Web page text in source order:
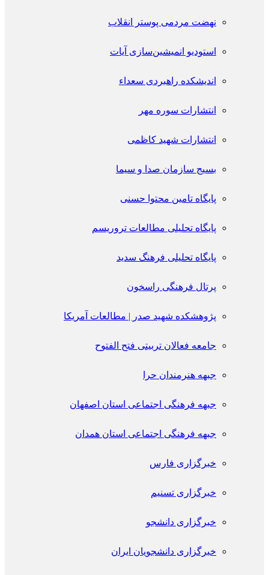
نهضت مردمی پوستر انقلاب
استودیو انمیشین‌سازی آیات
اندیشکده راهبردی سعداء
انتشارات سوره مهر
انتشارات شهید کاظمی
بسیج سازمان صدا و سیما
پایگاه تامین محتوا حسنی
پایگاه تحلیلی مطالعات تروریسم
پایگاه تحلیلی فرهنگ سدید
پرتال فرهنگی راسخون
پژوهشکده شهید صدر | مطالعات آمریکا
جامعه فعالان تربیتی فتح الفتوح
جبهه هنرمندان حرا
جبهه فرهنگی اجتماعی استان اصفهان
جبهه فرهنگی اجتماعی استان همدان
خبرگزاری فارس
خبرگزاری تسنیم
خبرگزاری دانشجو
خبرگزاری دانشجویان ایران